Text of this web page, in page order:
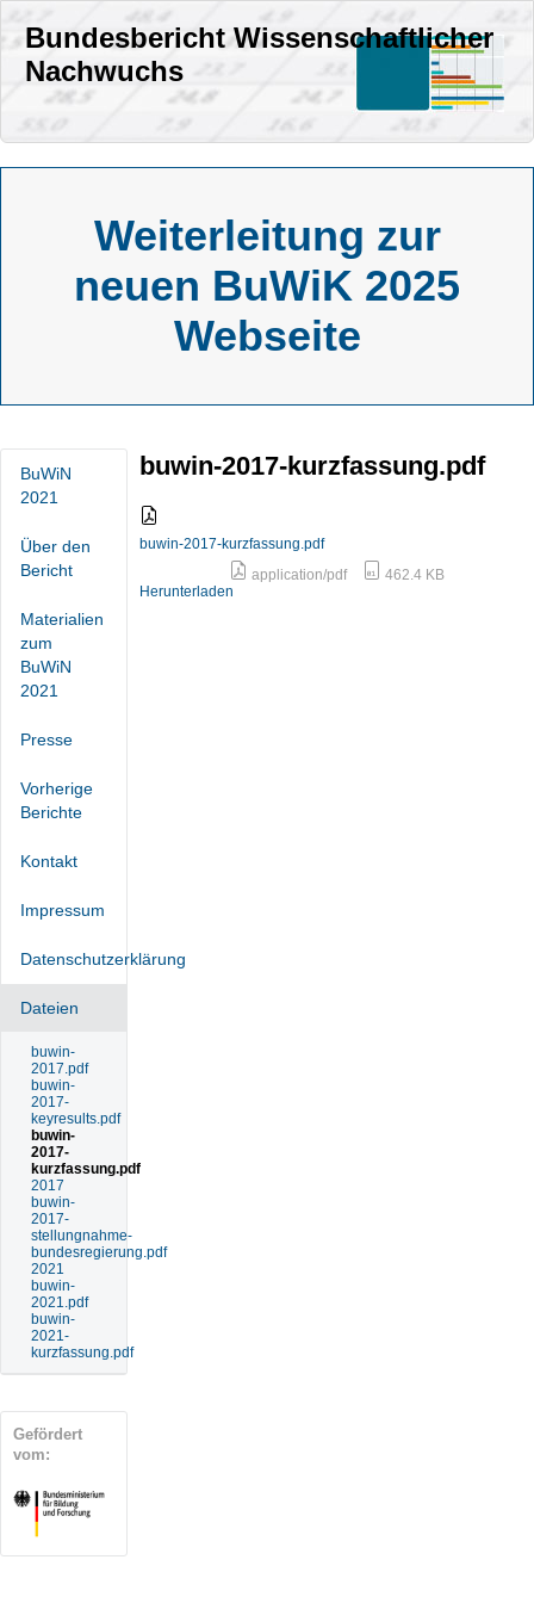
Bundesbericht Wissenschaftlicher
Nachwuchs
Weiterleitung zur
neuen BuWiK 2025
Webseite
BuWiN
2021
Über den
Bericht
Materialien
zum
BuWiN
2021
Presse
Vorherige
Berichte
Kontakt
Impressum
Datenschutzerklärung
Dateien
buwin-
2017.pdf
buwin-
2017-
keyresults.pdf
buwin-
2017-
kurzfassung.pdf
2017
buwin-
2017-
stellungnahme-
bundesregierung.pdf
2021
buwin-
2021.pdf
buwin-
2021-
kurzfassung.pdf
Gefördert
vom:
buwin-2017-kurzfassung.pdf
buwin-2017-kurzfassung.pdf
application/pdf
462.4 KB
Herunterladen